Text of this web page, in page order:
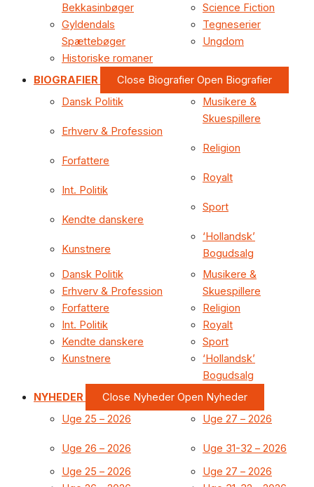
Bekkasinbøger
Gyldendals
Spættebøger
Historiske romaner
Science Fiction
Tegneserier
Ungdom
BIOGRAFIER Close Biografier Open Biografier
Dansk Politik
Erhverv & Profession
Forfattere
Int. Politik
Kendte danskere
Kunstnere
Musikere &
Skuespillere
Religion
Royalt
Sport
‘Hollandsk’
Bogudsalg
Dansk Politik
Erhverv & Profession
Forfattere
Int. Politik
Kendte danskere
Kunstnere
Musikere &
Skuespillere
Religion
Royalt
Sport
‘Hollandsk’
Bogudsalg
NYHEDER
Close Nyheder Open Nyheder
Uge 25 – 2026
Uge 26 – 2026
Uge 27 – 2026
Uge 31-32 – 2026
Uge 25 – 2026
Uge 27 – 2026